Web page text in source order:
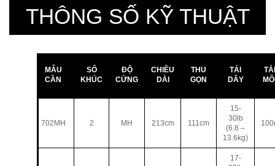
THÔNG SỐ KỸ THUẬT
MẪU
CẦN
SỐ
KHÚC
ĐỘ
CỨNG
CHIỀU
DÀI
THU
GỌN
TẢI
DÂY
TẢI
702MH 2 MH 213cm 111cm
15-
30lb
(6.8 –
13.6kg)
17-